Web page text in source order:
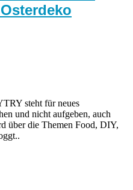
steht für neues
und nicht aufgeben, auch
über die Themen Food, DIY,